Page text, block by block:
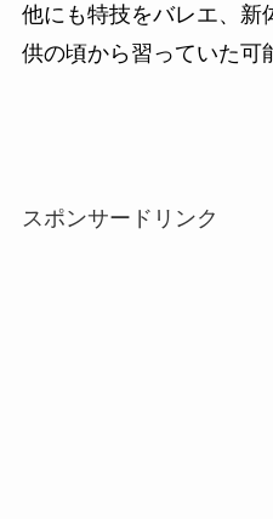
他にも特技をバレエ、新
供の頃から習っていた可
スポンサードリンク